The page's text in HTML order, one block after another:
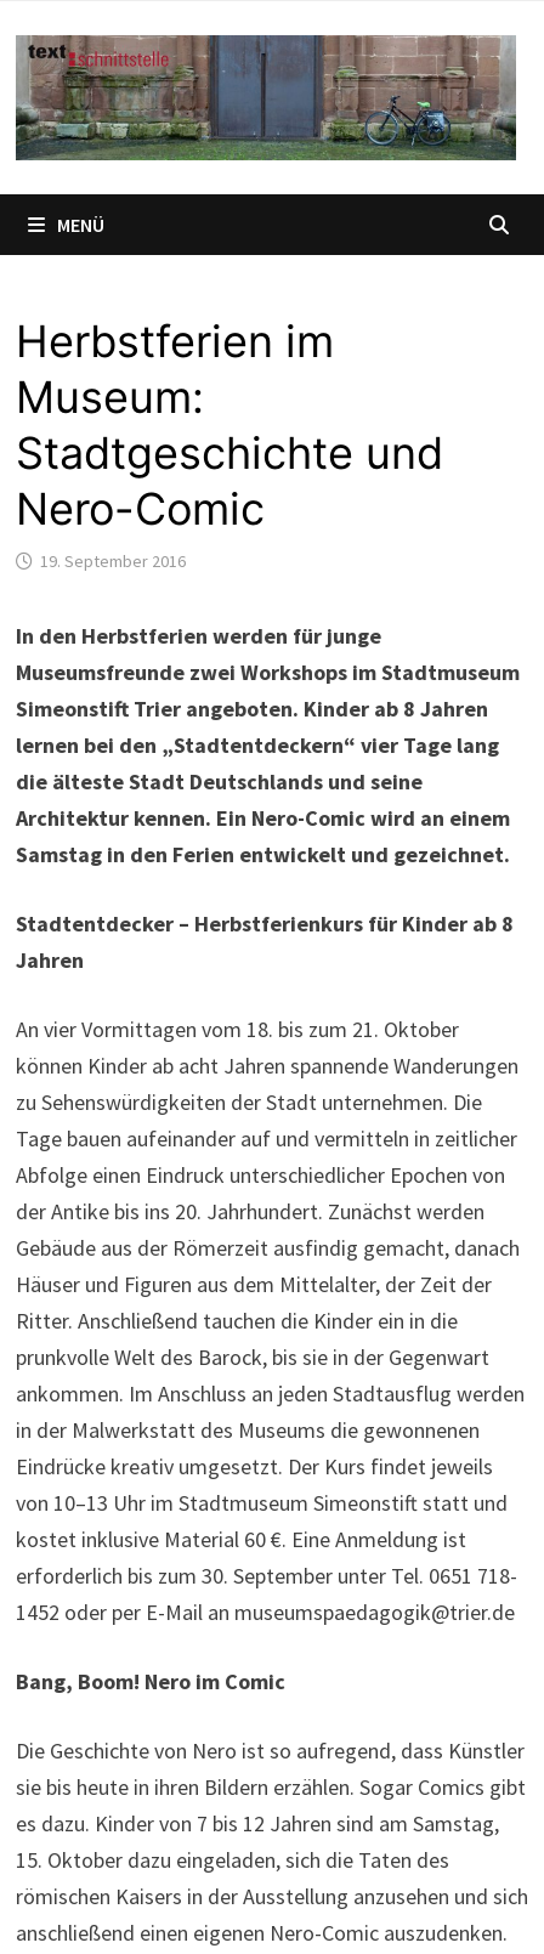
Inhalt
springen
MENÜ
Herbstferien im
Museum:
Stadtgeschichte und
Nero-Comic
19. September 2016
In den Herbstferien werden für junge
Museumsfreunde zwei Workshops im Stadtmuseum
Simeonstift Trier angeboten. Kinder ab 8 Jahren
lernen bei den „Stadtentdeckern“ vier Tage lang
die älteste Stadt Deutschlands und seine
Architektur kennen. Ein Nero-Comic wird an einem
Samstag in den Ferien entwickelt und gezeichnet.
Stadtentdecker – Herbstferienkurs für Kinder ab 8
Jahren
An vier Vormittagen vom 18. bis zum 21. Oktober
können Kinder ab acht Jahren spannende Wanderungen
zu Sehenswürdigkeiten der Stadt unternehmen. Die
Tage bauen aufeinander auf und vermitteln in zeitlicher
Abfolge einen Eindruck unterschiedlicher Epochen von
der Antike bis ins 20. Jahrhundert. Zunächst werden
Gebäude aus der Römerzeit ausfindig gemacht, danach
Häuser und Figuren aus dem Mittelalter, der Zeit der
Ritter. Anschließend tauchen die Kinder ein in die
prunkvolle Welt des Barock, bis sie in der Gegenwart
ankommen. Im Anschluss an jeden Stadtausflug werden
in der Malwerkstatt des Museums die gewonnenen
Eindrücke kreativ umgesetzt. Der Kurs findet jeweils
von 10–13 Uhr im Stadtmuseum Simeonstift statt und
kostet inklusive Material 60 €. Eine Anmeldung ist
erforderlich bis zum 30. September unter Tel. 0651 718-
1452 oder per E-Mail an museumspaedagogik@trier.de
Bang, Boom! Nero im Comic
Die Geschichte von Nero ist so aufregend, dass Künstler
sie bis heute in ihren Bildern erzählen. Sogar Comics gibt
es dazu. Kinder von 7 bis 12 Jahren sind am Samstag,
15. Oktober dazu eingeladen, sich die Taten des
römischen Kaisers in der Ausstellung anzusehen und sich
anschließend einen eigenen Nero-Comic auszudenken.